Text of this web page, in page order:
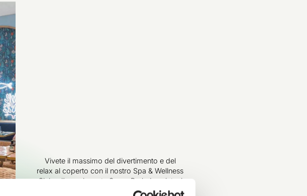
Vivete il massimo del divertimento e del
relax al coperto con il nostro Spa & Wellness
Club e l’emozionante Spray Park. Lasciatevi
trasportare dal Lazy River, acquistate